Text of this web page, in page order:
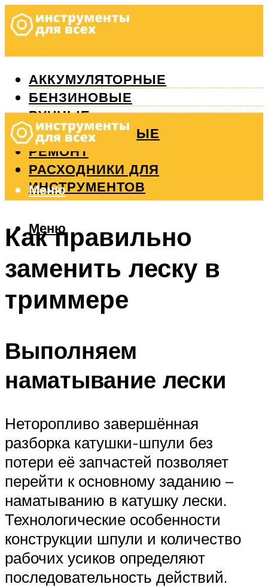
АККУМУЛЯТОРНЫЕ
БЕНЗИНОВЫЕ
РУЧНЫЕ
ИЗМЕРИТЕЛЬНЫЕ
РЕМОНТ
РАСХОДНИКИ ДЛЯ
ИНСТРУМЕНТОВ
Меню
Меню
Как правильно
заменить леску в
триммере
Выполняем
наматывание лески
Неторопливо завершённая
разборка катушки-шпули без
потери её запчастей позволяет
перейти к основному заданию –
наматыванию в катушку лески.
Технологические особенности
конструкции шпули и количество
рабочих усиков определяют
последовательность действий.